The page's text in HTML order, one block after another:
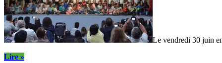
Le vendredi 30 juin
Lire“Spectacle
»